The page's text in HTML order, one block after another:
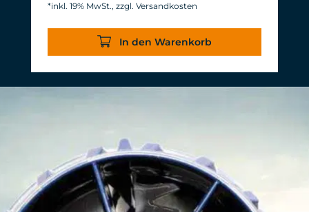
Energieverbrauch: 3-11 W bei 12 V
Wirkungsgrad von über 1.000 L/h/W.
Bei nahezu gleichem Volumenstrom
werden 20 W Leistung eingespart.
Gewohnte, langlebige TUNZE®
Zuverlässigkeit & Haltbarkeit.
*inkl. 19% MwSt., zzgl. Versandkosten
In den Warenkorb